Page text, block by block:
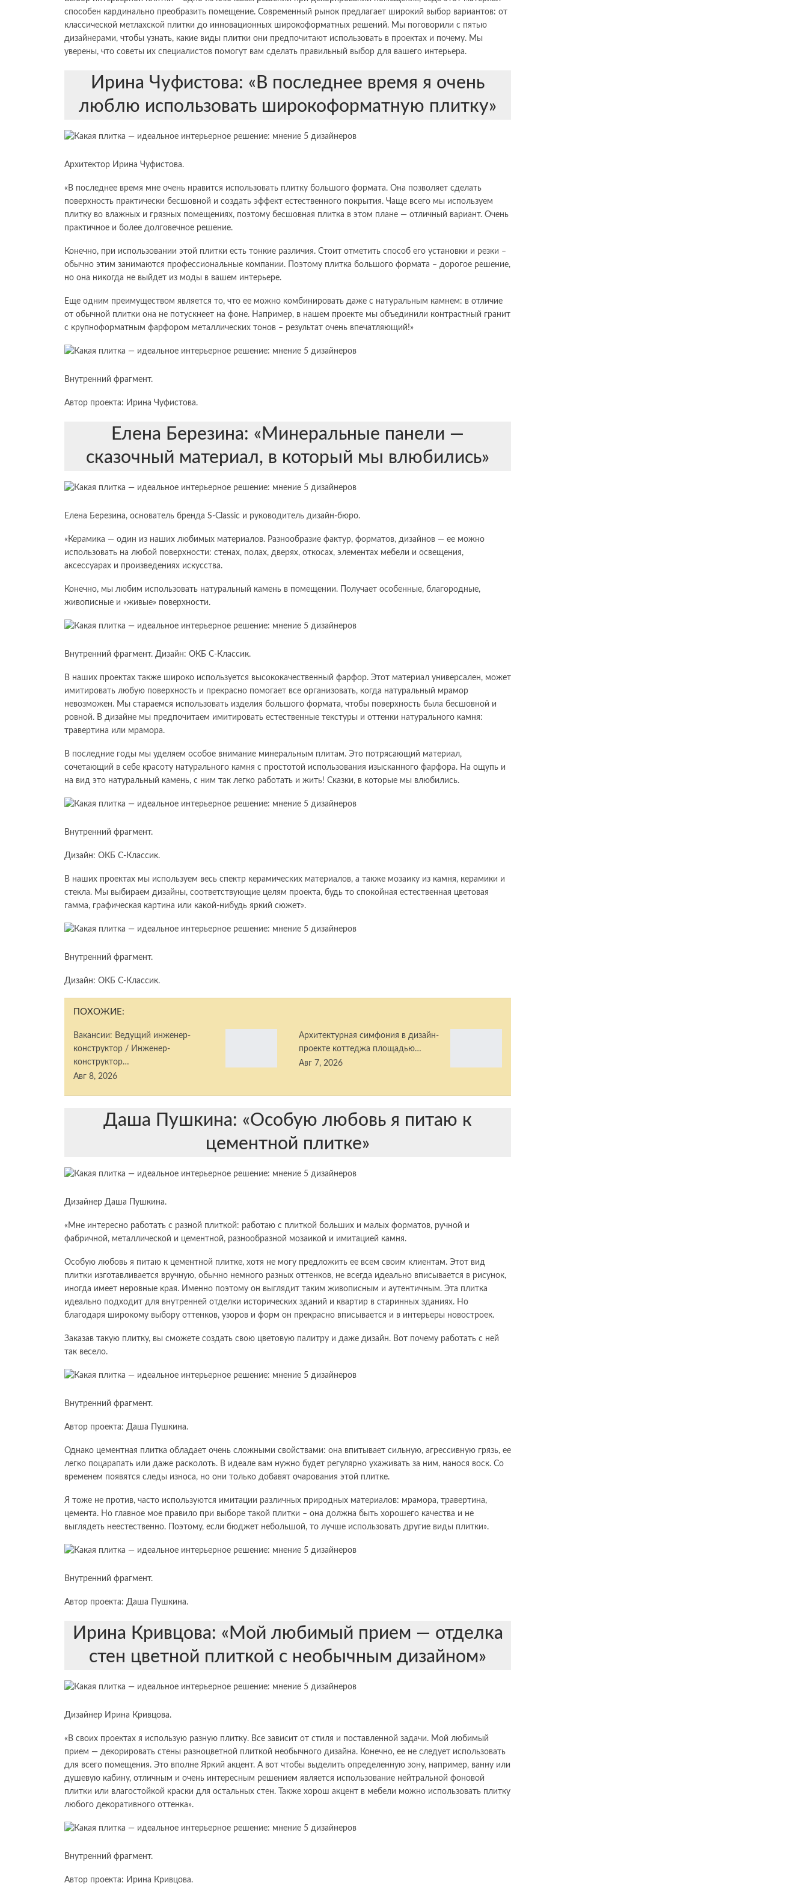
способен кардинально преобразить помещение. Современный рынок предлагает широкий выбор вариантов: от
классической метлахской плитки до инновационных широкоформатных решений. Мы поговорили с пятью
дизайнерами, чтобы узнать, какие виды плитки они предпочитают использовать в проектах и ​​почему. Мы
уверены, что советы их специалистов помогут вам сделать правильный выбор для вашего интерьера.
Ирина Чуфистова: «В последнее время я очень
люблю использовать широкоформатную плитку»
Архитектор Ирина Чуфистова.
«В последнее время мне очень нравится использовать плитку большого формата. Она позволяет сделать
поверхность практически бесшовной и создать эффект естественного покрытия. Чаще всего мы используем
плитку во влажных и грязных помещениях, поэтому бесшовная плитка в этом плане — отличный вариант. Очень
практичное и более долговечное решение.
Конечно, при использовании этой плитки есть тонкие различия. Стоит отметить способ его установки и резки –
обычно этим занимаются профессиональные компании. Поэтому плитка большого формата – дорогое решение,
но она никогда не выйдет из моды в вашем интерьере.
Еще одним преимуществом является то, что ее можно комбинировать даже с натуральным камнем: в отличие
от обычной плитки она не потускнеет на фоне. Например, в нашем проекте мы объединили контрастный гранит
с крупноформатным фарфором металлических тонов – результат очень впечатляющий!»
Внутренний фрагмент.
Автор проекта: Ирина Чуфистова.
Елена Березина: «Минеральные панели —
сказочный материал, в который мы влюбились»
Елена Березина, основатель бренда S-Classic и руководитель дизайн-бюро.
«Керамика — один из наших любимых материалов. Разнообразие фактур, форматов, дизайнов — ее можно
использовать на любой поверхности: стенах, полах, дверях, откосах, элементах мебели и освещения,
аксессуарах и произведениях искусства.
Конечно, мы любим использовать натуральный камень в помещении. Получает особенные, благородные,
живописные и «живые» поверхности.
Внутренний фрагмент. Дизайн: ОКБ С-Классик.
В наших проектах также широко используется высококачественный фарфор. Этот материал универсален, может
имитировать любую поверхность и прекрасно помогает все организовать, когда натуральный мрамор
невозможен. Мы стараемся использовать изделия большого формата, чтобы поверхность была бесшовной и
ровной. В дизайне мы предпочитаем имитировать естественные текстуры и оттенки натурального камня:
травертина или мрамора.
В последние годы мы уделяем особое внимание минеральным плитам. Это потрясающий материал,
сочетающий в себе красоту натурального камня с простотой использования изысканного фарфора. На ощупь и
на вид это натуральный камень, с ним так легко работать и жить! Сказки, в которые мы влюбились.
Внутренний фрагмент.
Дизайн: ОКБ С-Классик.
В наших проектах мы используем весь спектр керамических материалов, а также мозаику из камня, керамики и
стекла. Мы выбираем дизайны, соответствующие целям проекта, будь то спокойная естественная цветовая
гамма, графическая картина или какой-нибудь яркий сюжет».
Внутренний фрагмент.
Дизайн: ОКБ С-Классик.
ПОХОЖИЕ:
Вакансии: Ведущий инженер-
конструктор / Инженер-
конструктор…
Авг 8, 2026
Архитектурная симфония в дизайн-
проекте коттеджа площадью…
Авг 7, 2026
Даша Пушкина: «Особую любовь я питаю к
цементной плитке»
Дизайнер Даша Пушкина.
«Мне интересно работать с разной плиткой: работаю с плиткой больших и малых форматов, ручной и
фабричной, металлической и цементной, разнообразной мозаикой и имитацией камня.
Особую любовь я питаю к цементной плитке, хотя не могу предложить ее всем своим клиентам. Этот вид
плитки изготавливается вручную, обычно немного разных оттенков, не всегда идеально вписывается в рисунок,
иногда имеет неровные края. Именно поэтому он выглядит таким живописным и аутентичным. Эта плитка
идеально подходит для внутренней отделки исторических зданий и квартир в старинных зданиях. Но
благодаря широкому выбору оттенков, узоров и форм он прекрасно вписывается и в интерьеры новостроек.
Заказав такую ​​плитку, вы сможете создать свою цветовую палитру и даже дизайн. Вот почему работать с ней
так весело.
Внутренний фрагмент.
Автор проекта: Даша Пушкина.
Однако цементная плитка обладает очень сложными свойствами: она впитывает сильную, агрессивную грязь, ее
легко поцарапать или даже расколоть. В идеале вам нужно будет регулярно ухаживать за ним, нанося воск. Со
временем появятся следы износа, но они только добавят очарования этой плитке.
Я тоже не против, часто используются имитации различных природных материалов: мрамора, травертина,
цемента. Но главное мое правило при выборе такой плитки – она должна быть хорошего качества и не
выглядеть неестественно. Поэтому, если бюджет небольшой, то лучше использовать другие виды плитки».
Внутренний фрагмент.
Автор проекта: Даша Пушкина.
Ирина Кривцова: «Мой любимый прием — отделка
стен цветной плиткой с необычным дизайном»
Дизайнер Ирина Кривцова.
«В своих проектах я использую разную плитку. Все зависит от стиля и поставленной задачи. Мой любимый
прием — декорировать стены разноцветной плиткой необычного дизайна. Конечно, ее не следует использовать
для всего помещения. Это вполне Яркий акцент. А вот чтобы выделить определенную зону, например, ванну или
душевую кабину, отличным и очень интересным решением является использование нейтральной фоновой
плитки или влагостойкой краски для остальных стен. Также хорош акцент в мебели можно использовать плитку
любого декоративного оттенка».
Внутренний фрагмент.
Автор проекта: Ирина Кривцова.